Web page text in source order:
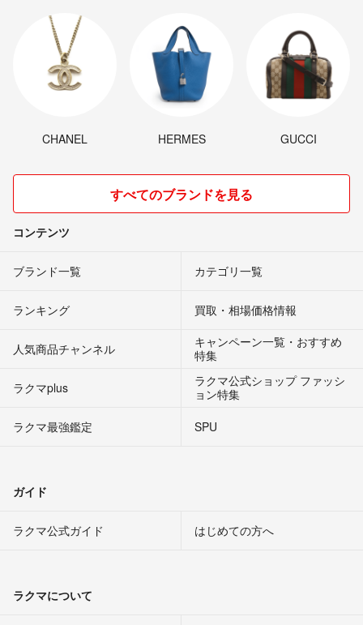
CHANEL HERMES GUCCI
すべてのブランドを見る
コンテンツ
ブランド一覧 カテゴリ一覧
ランキング 買取・相場価格情報
人気商品チャンネル
キャンペーン一覧・おすすめ
特集
ラクマplus
ラクマ公式ショップ ファッシ
ョン特集
ラクマ最強鑑定
SPU
ガイド
ラクマ公式ガイド はじめての方へ
ラクマについて